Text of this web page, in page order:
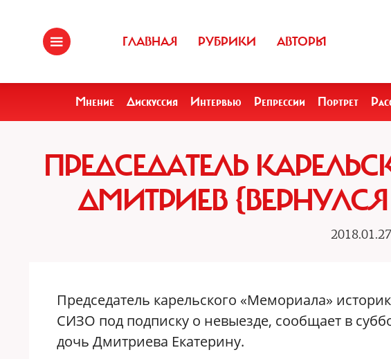
ГЛАВНАЯ РУБРИКИ АВТОРЫ
Мнение Дискуссия Интервью Репрессии Портрет
ПРЕДСЕДАТЕЛЬ
ДМИТРИЕВ
2018.01.27
Председатель карельского «Мемориала»
СИЗО под подписку о невыезде, сообщает в
дочь Дмитриева Екатерину.